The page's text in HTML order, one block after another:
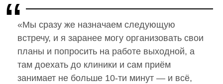
«Мы сразу же назначаем следующую
встречу, и я заранее могу организовать свои
планы и попросить на работе выходной, а
там доехать до клиники и сам приём
занимает не больше 10-ти минут — и всё,